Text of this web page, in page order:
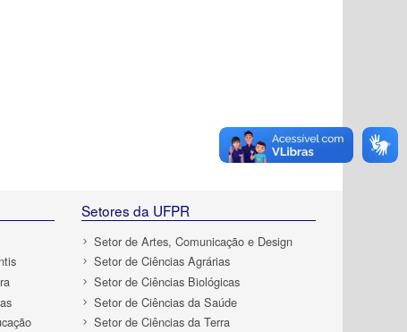
Setores da UFPR
Setor de Artes, Comunicação e Design
Setor de Ciências Agrárias
Setor de Ciências Biológicas
Setor de Ciências da Saúde
Setor de Ciências da Terra